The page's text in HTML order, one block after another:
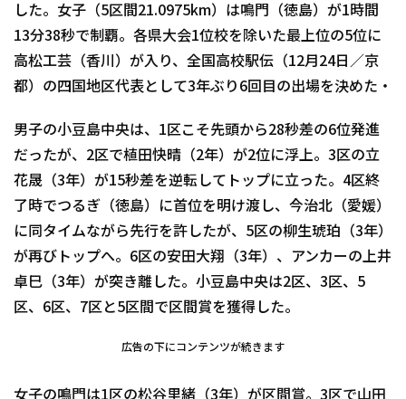
した。女子（5区間21.0975km）は鳴門（徳島）が1時間
13分38秒で制覇。各県大会1位校を除いた最上位の5位に
高松工芸（香川）が入り、全国高校駅伝（12月24日／京
都）の四国地区代表として3年ぶり6回目の出場を決めた・
男子の小豆島中央は、1区こそ先頭から28秒差の6位発進
だったが、2区で植田快晴（2年）が2位に浮上。3区の立
花晟（3年）が15秒差を逆転してトップに立った。4区終
了時でつるぎ（徳島）に首位を明け渡し、今治北（愛媛）
に同タイムながら先行を許したが、5区の柳生琥珀（3年）
が再びトップへ。6区の安田大翔（3年）、アンカーの上井
卓巳（3年）が突き離した。小豆島中央は2区、3区、5
区、6区、7区と5区間で区間賞を獲得した。
広告の下にコンテンツが続きます